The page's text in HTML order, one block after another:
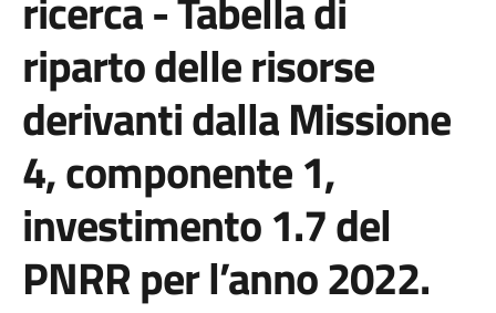
riparto delle risorse
derivanti dalla Missione
4, componente 1,
investimento 1.7 del
PNRR per l’anno 2022.